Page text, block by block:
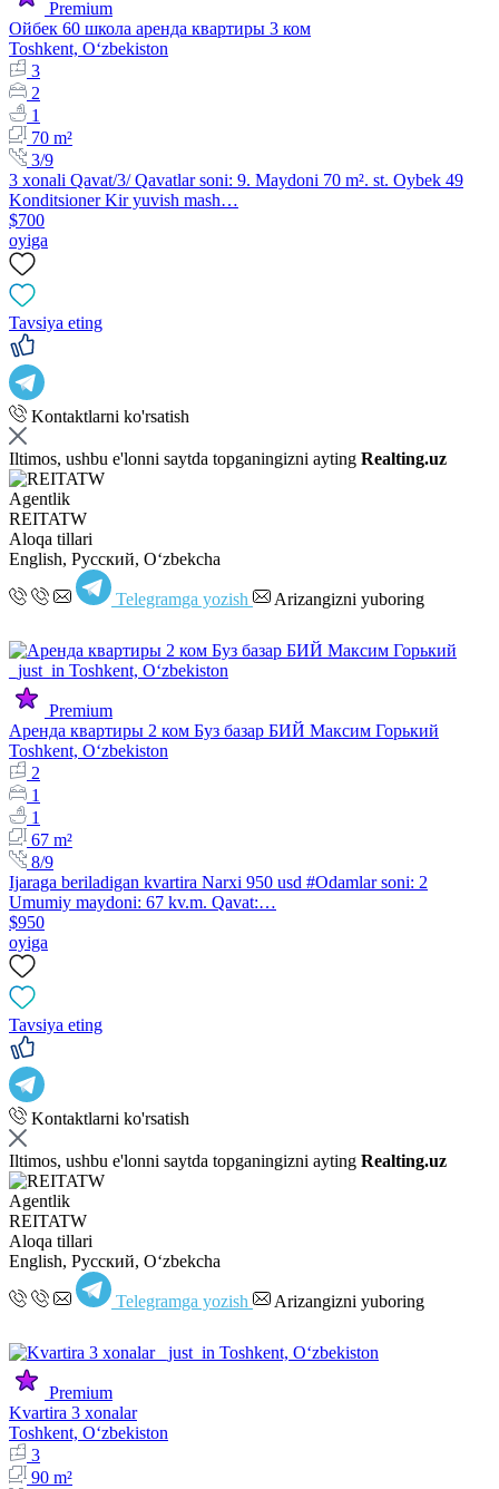
Premium
Ойбек 60 школа аренда квартиры 3 ком
Toshkent, Oʻzbekiston
3
2
1
70 m²
3/9
3 xonali Qavat/3/ Qavatlar soni: 9. Maydoni 70 m². st. Oybek 49
Konditsioner Kir yuvish mash…
$700
oyiga
Tavsiya eting
Kontaktlarni ko'rsatish
Iltimos, ushbu e'lonni saytda topganingizni ayting Realting.uz
Agentlik
REITATW
Aloqa tillari
English, Русский, Oʻzbekcha
Telegramga yozish Arizangizni yuboring
Premium
Аренда квартиры 2 ком Буз базар БИЙ Максим Горький
Toshkent, Oʻzbekiston
2
1
1
67 m²
8/9
Ijaraga beriladigan kvartira Narxi 950 usd #Odamlar soni: 2
Umumiy maydoni: 67 kv.m. Qavat:…
$950
oyiga
Tavsiya eting
Kontaktlarni ko'rsatish
Iltimos, ushbu e'lonni saytda topganingizni ayting Realting.uz
Agentlik
REITATW
Aloqa tillari
English, Русский, Oʻzbekcha
Telegramga yozish Arizangizni yuboring
Premium
Kvartira 3 xonalar
Toshkent, Oʻzbekiston
3
90 m²